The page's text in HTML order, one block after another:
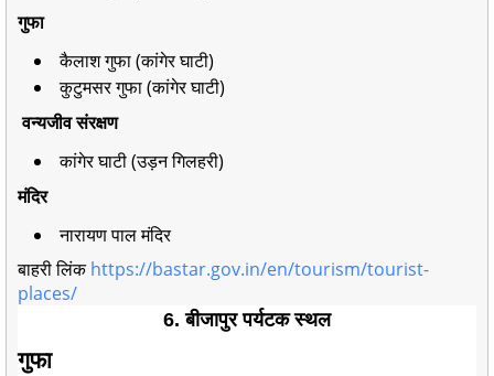
गुफा
कैलाश गुफा (कांगेर घाटी)
कुटुमसर गुफा (कांगेर घाटी)
वन्यजीव संरक्षण
कांगेर घाटी (उड़न गिलहरी)
मंदिर
नारायण पाल मंदिर
बाहरी लिंकhttps://bastar.gov.in/en/tourism/tourist-
places/
6. बीजापुर पर्यटक स्थल
गुफा